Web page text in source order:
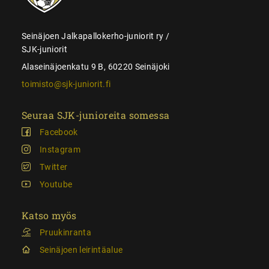
Seinäjoen Jalkapallokerho-juniorit ry /
SJK-juniorit
Alaseinäjoenkatu 9 B, 60220 Seinäjoki
toimisto@sjk-juniorit.fi
Seuraa SJK-junioreita somessa
Facebook
Instagram
Twitter
Youtube
Katso myös
Pruukinranta
Seinäjoen leirintäalue